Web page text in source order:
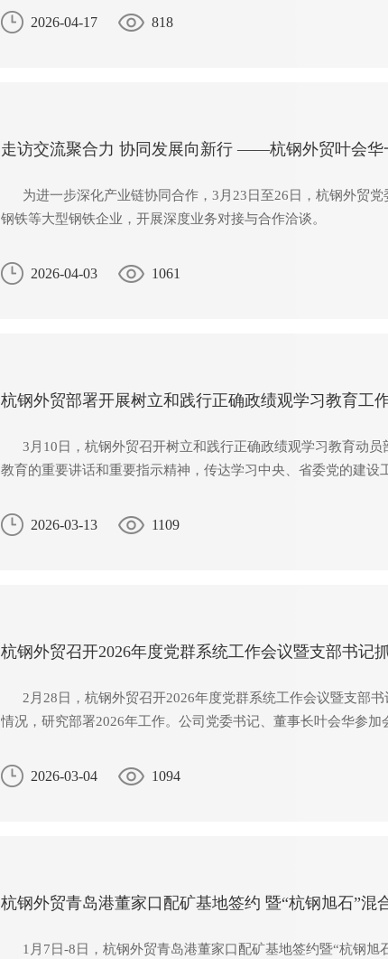
2026-04-17 818
走访交流聚合力 协同发展向新行 ——杭钢外贸叶会华
为进一步深化产业链协同合作，3月23日至26日，杭钢外贸党
钢铁等大型钢铁企业，开展深度业务对接与合作洽谈。
2026-04-03 1061
杭钢外贸部署开展树立和践行正确政绩观学习教育工
3月10日，杭钢外贸召开树立和践行正确政绩观学习教育动员
教育的重要讲话和重要指示精神，传达学习中央、省委党的建
议。
2026-03-13 1109
杭钢外贸召开2026年度党群系统工作会议暨支部书记
2月28日，杭钢外贸召开2026年度党群系统工作会议暨支部
情况，研究部署2026年工作。公司党委书记、董事长叶会华参
2026-03-04 1094
杭钢外贸青岛港董家口配矿基地签约 暨“杭钢旭石”混
1月7日-8日，杭钢外贸青岛港董家口配矿基地签约暨“杭钢旭